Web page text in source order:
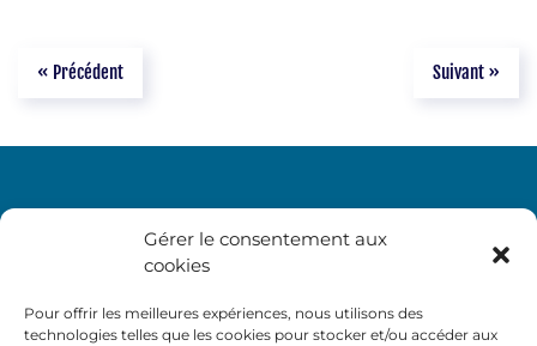
Gérer le consentement aux
cookies
Pour offrir les meilleures expériences, nous utilisons des
technologies telles que les cookies pour stocker et/ou accéder aux
« Précédent Suivant »